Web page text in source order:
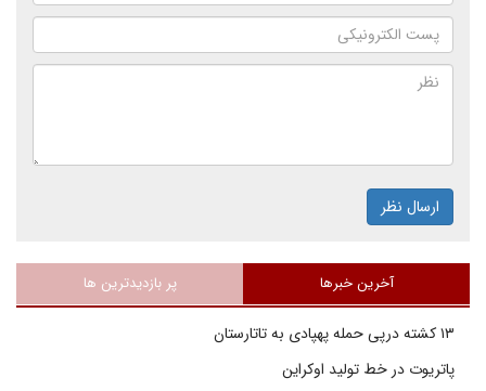
ارسال نظر
آخرین خبرها پر بازدیدترین ها
پاتریوت در خط تولید اوکراین